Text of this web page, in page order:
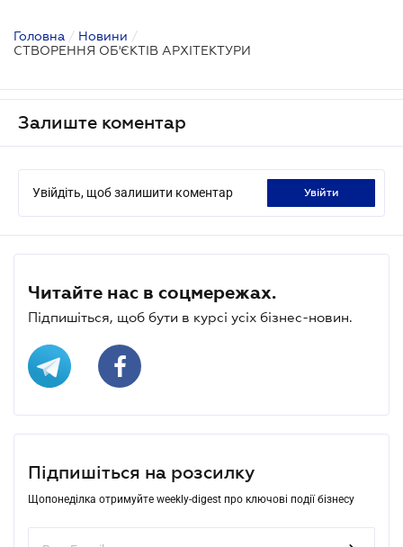
Головна / Новини /
СТВОРЕННЯ ОБ'ЄКТІВ АРХІТЕКТУРИ
Залиште коментар
Увійдіть, щоб залишити коментар увійти
Читайте нас в соцмережах.
Підпишіться, щоб бути в курсі усіх бізнес-новин.
Підпишіться на розсилку
Щопонеділка отримуйте weekly-digest про ключові події бізнесу